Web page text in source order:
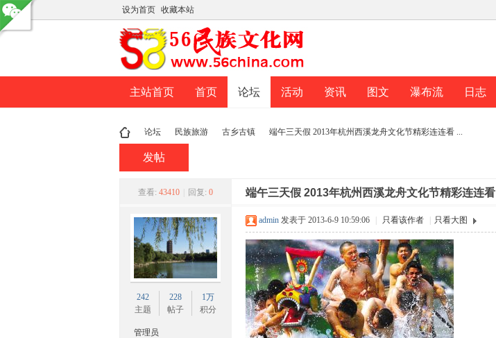
设为首页 收藏本站
主站首页 首页 论坛 活动 资讯 图文 瀑布流 日志
论坛
›
民族旅游
›
古乡古镇
›
端午三天假 2013年杭州西溪龙舟文化节精彩连连看 ...
发帖
查看: 43410 回复: 0 端午三天假 2013年杭州西溪龙舟文化节精彩连连看
242
主题
228
帖子
1万
积分
管理员
admin 发表于 2013-6-9 10:59:06 只看该作者 只看大图